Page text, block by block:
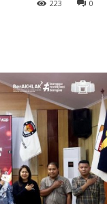
0
223